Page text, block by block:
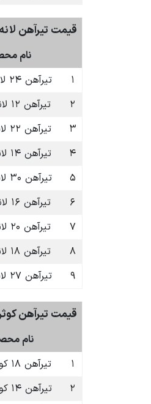
قیمت تیرآهن
نام
۱
تیرآهن ۲۴ لانه زنبوری
۲
تیرآهن ۱۲ لانه زنبوری
۳
تیرآهن ۲۲ لانه زنبوری
۴
تیرآهن ۱۴ لانه زنبوری
۵
تیرآهن ۳۰ لانه زنبوری
۶
تیرآهن ۱۶ لانه زنبوری
۷
تیرآهن ۲۰ لانه زنبوری
۸
تیرآهن ۱۸ لانه زنبوری
۹
تیرآهن ۲۷ لانه زنبوری
قیمت تیرآهن
نام
۱
تیرآهن ۱۸ کوثر اهواز
۲
تیرآهن ۱۴ کوثر اهواز